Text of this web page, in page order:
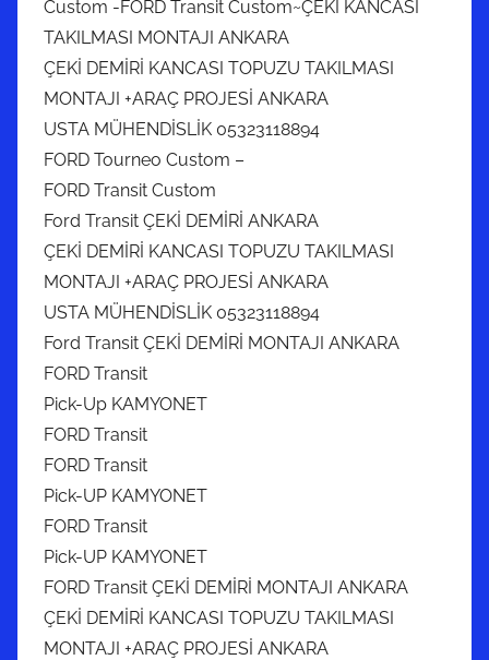
Custom -FORD Transit Custom~ÇEKİ KANCASI
TAKILMASI MONTAJI ANKARA
ÇEKİ DEMİRİ KANCASI TOPUZU TAKILMASI
MONTAJI +ARAÇ PROJESİ ANKARA
USTA MÜHENDİSLİK 05323118894
FORD Tourneo Custom –
FORD Transit Custom
Ford Transit ÇEKİ DEMİRİ ANKARA
ÇEKİ DEMİRİ KANCASI TOPUZU TAKILMASI
MONTAJI +ARAÇ PROJESİ ANKARA
USTA MÜHENDİSLİK 05323118894
Ford Transit ÇEKİ DEMİRİ MONTAJI ANKARA
FORD Transit
Pick-Up KAMYONET
FORD Transit
FORD Transit
Pick-UP KAMYONET
FORD Transit
Pick-UP KAMYONET
FORD Transit ÇEKİ DEMİRİ MONTAJI ANKARA
ÇEKİ DEMİRİ KANCASI TOPUZU TAKILMASI
MONTAJI +ARAÇ PROJESİ ANKARA